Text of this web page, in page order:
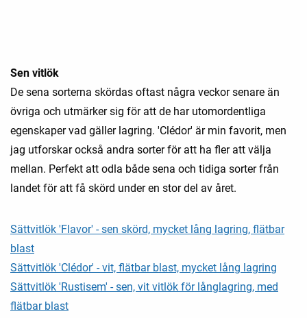
Sen vitlök
De sena sorterna skördas oftast några veckor senare än
övriga och utmärker sig för att de har utomordentliga
egenskaper vad gäller lagring. 'Clédor' är min favorit, men
jag utforskar också andra sorter för att ha fler att välja
mellan. Perfekt att odla både sena och tidiga sorter från
landet för att få skörd under en stor del av året.
Sättvitlök 'Flavor' - sen skörd, mycket lång lagring, flätbar
blast
Sättvitlök 'Clédor' - vit, flätbar blast, mycket lång lagring
Sättvitlök 'Rustisem' - sen, vit vitlök för långlagring, med
flätbar blast